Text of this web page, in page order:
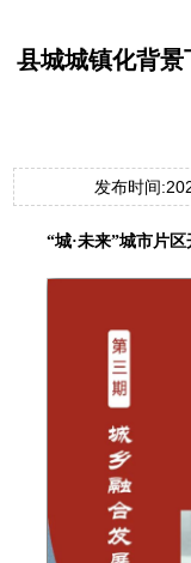
县城城镇化背
发布时间
“城·未来”城市片